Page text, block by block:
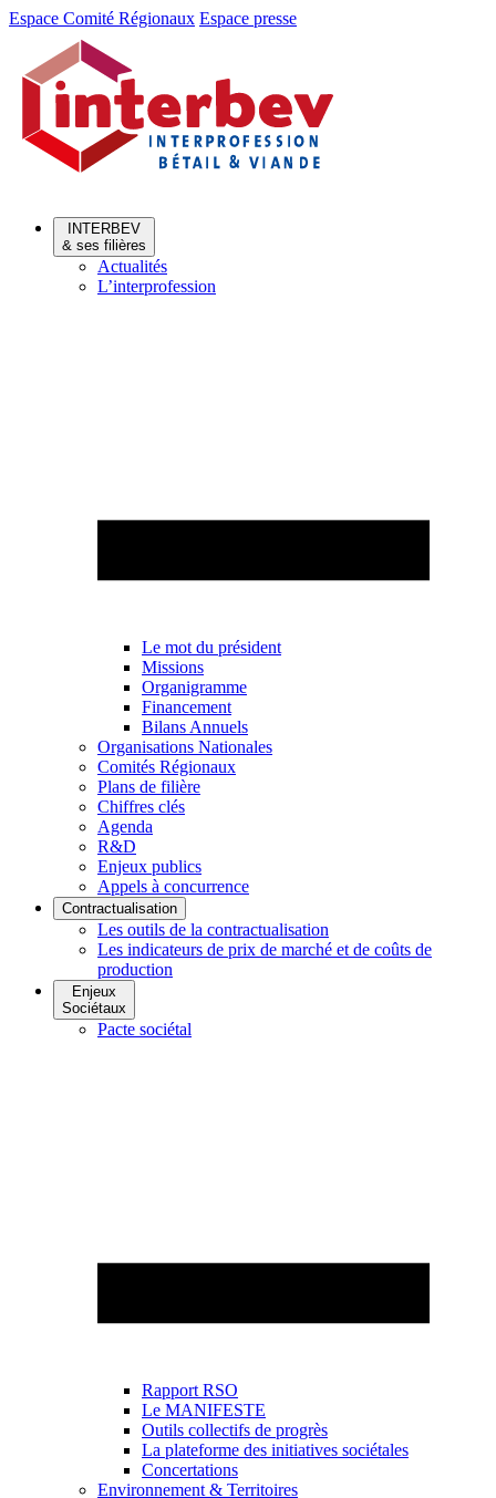
Aller
Aller
contenu
Espace Comité Régionaux Espace presse
INTERBEV
& ses filières
Actualités
L’interprofession
Le mot du président
Missions
Organigramme
Financement
Bilans Annuels
Organisations Nationales
Comités Régionaux
Plans de filière
Chiffres clés
Agenda
R&D
Enjeux publics
Appels à concurrence
Contractualisation
Les outils de la contractualisation
Les indicateurs de prix de marché et de coûts de
production
Enjeux
Sociétaux
Pacte sociétal
Rapport RSO
Le MANIFESTE
Outils collectifs de progrès
La plateforme des initiatives sociétales
Concertations
Environnement & Territoires